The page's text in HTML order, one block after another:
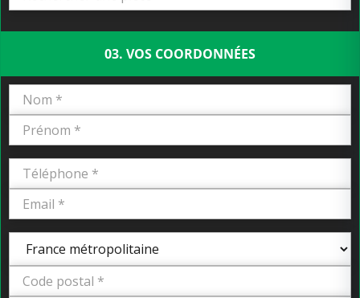
03. VOS COORDONNÉES